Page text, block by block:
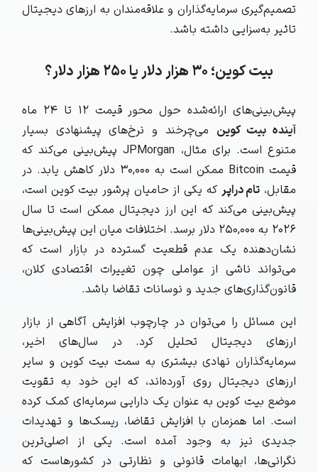
تصمیم‌گیری سرمایه‌گذاران و علاقه‌مندان به ارزهای دیجیتال
تاثیر به‌سزایی داشته باشد.
بیت کوین؛ ۳۰ هزار دلار یا ۲۵۰ هزار دلار؟
پیش‌بینی‌های ارائه‌شده حول محور قیمت 12 تا 24 ماه
آینده بیت‌ کوین می‌چرخند و نرخ‌های پیشنهادی بسیار
متنوع است. برای مثال، JPMorgan پیش‌بینی می‌کند که
قیمت Bitcoin ممکن است به ۳۰,۰۰۰ دلار کاهش یابد. در
مقابل، تام دراپر که یکی از حامیان پرشور بیت‌ کوین است،
پیش‌بینی می‌کند که این ارز دیجیتال ممکن است تا سال
2026 به ۲۵۰,۰۰۰ دلار برسد. اختلافات میان این پیش‌بینی‌ها
نشان‌دهنده یک عدم قطعیت گسترده در بازار است که
می‌تواند ناشی از عواملی چون تغییرات اقتصادی کلان،
قانون‌گذاری‌های جدید و نوسانات تقاضا باشد.
این مسائل را می‌توان در چارچوب افزایش آگاهی از بازار
ارزهای دیجیتال تحلیل کرد. در سال‌های اخیر،
سرمایه‌گذاران نهادی بیشتری به سمت بیت‌ کوین و سایر
ارزهای دیجیتال روی آورده‌اند، که این خود به تقویت
موضع بیت‌ کوین به عنوان یک دارایی سرمایه‌ای کمک کرده
است. اما همزمان با افزایش تقاضا، ریسک‌ها و تهدیدات
جدیدی نیز به وجود آمده است. یکی از اصلی‌ترین
نگرانی‌ها، ابهامات قانونی و نظارتی در کشورهاست که